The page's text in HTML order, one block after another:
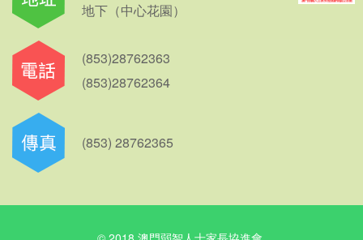
地下（中心花園）
(853)28762363
(853)28762364
(853) 28762365